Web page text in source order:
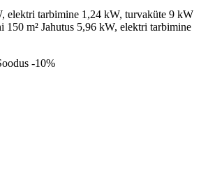
elektri tarbimine 1,24 kW, turvaküte 9 kW
150 m² Jahutus 5,96 kW, elektri tarbimine
-10%